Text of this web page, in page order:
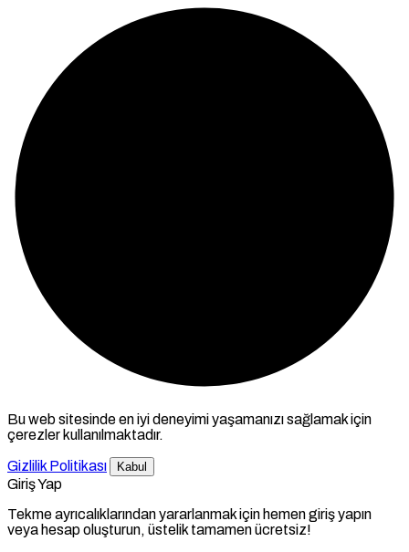
Bu web sitesinde en iyi deneyimi yaşamanızı sağlamak için
çerezler kullanılmaktadır.
Gizlilik Politikası
Kabul
Giriş Yap
Tekme ayrıcalıklarından yararlanmak için hemen giriş yapın
veya hesap oluşturun, üstelik tamamen ücretsiz!